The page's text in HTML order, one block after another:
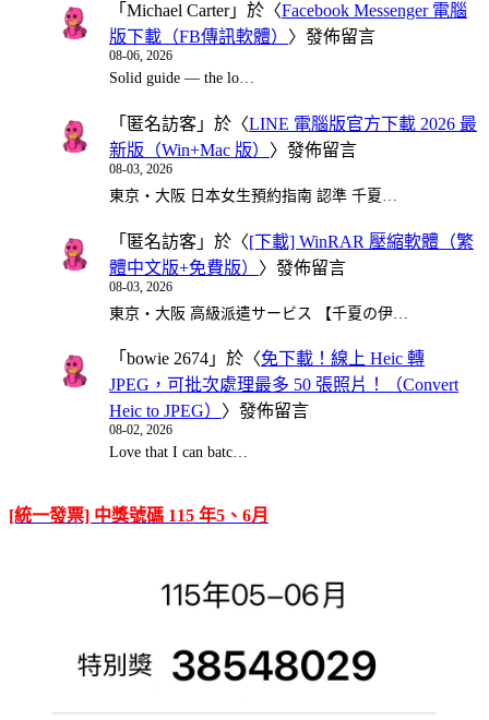
「 Michael Carter」於〈Facebook Messenger 電腦
版下載（FB傳訊軟體） 〉發佈留言
08-06, 2026
Solid guide — the lo…
「 匿名訪客 」於〈LINE 電腦版官方下載 2026 最
新版（Win+Mac 版） 〉發佈留言
08-03, 2026
東京・大阪 日本女生預約指南 認準 千夏…
「 匿名訪客 」於〈[下載] WinRAR 壓縮軟體（繁
體中文版+免費版） 〉發佈留言
08-03, 2026
東京・大阪 高級派遣サービス 【千夏の伊…
「 bowie 2674 」於〈免下載！線上 Heic 轉
JPEG，可批次處理最多 50 張照片！（Convert
Heic to JPEG） 〉發佈留言
08-02, 2026
Love that I can batc…
[統一發票] 中獎號碼 115 年5、6月